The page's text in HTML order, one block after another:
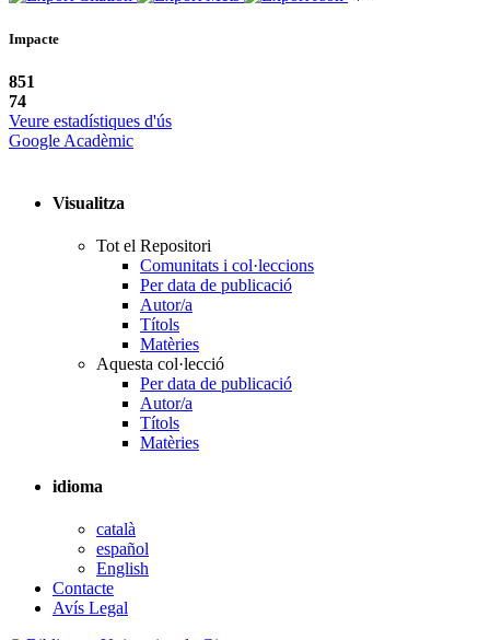
Impacte
851
74
Veure estadístiques d'ús
Google Acadèmic
Visualitza
Tot el Repositori
Comunitats i col·leccions
Per data de publicació
Autor/a
Títols
Matèries
Aquesta col·lecció
Per data de publicació
Autor/a
Títols
Matèries
idioma
català
español
English
Contacte
Avís Legal